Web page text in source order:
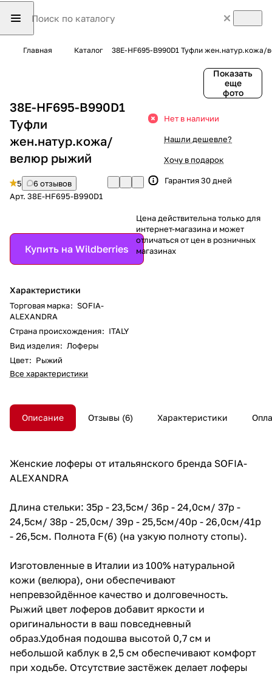
Главная Каталог 38E-HF695-B990D1 Туфли жен.натур.кожа/
Показать
еще
фото
38E-HF695-B990D1
Туфли
жен.натур.кожа/
велюр рыжий
5
6 отзывов
Арт. 38E-HF695-B990D1
Купить на Wildberries
Характеристики
Торговая марка: SOFIA-
ALEXANDRA
Страна происхождения: ITALY
Вид изделия: Лоферы
Цвет: Рыжий
Все характеристики
Нет в наличии
Нашли дешевле?
Хочу в подарок
Гарантия 30 дней
Цена действительна только для
интернет-магазина и может
отличаться от цен в розничных
магазинах
Описание Отзывы 6 Характеристики
Женские лоферы от итальянского бренда SOFIA-
ALEXANDRA
Длина стельки: 35р - 23,5см/ 36р - 24,0см/ 37р -
24,5см/ 38р - 25,0см/ 39р - 25,5см/40р - 26,0см/41р
- 26,5см. Полнота F(6) (на узкую полноту стопы).
Изготовленные в Италии из 100% натуральной
кожи (велюра), они обеспечивают
непревзойдённое качество и долговечность.
Рыжий цвет лоферов добавит яркости и
оригинальности в ваш повседневный
образ.Удобная подошва высотой 0,7 см и
небольшой каблук в 2,5 см обеспечивают комфорт
при ходьбе. Отсутствие застёжек делает лоферы